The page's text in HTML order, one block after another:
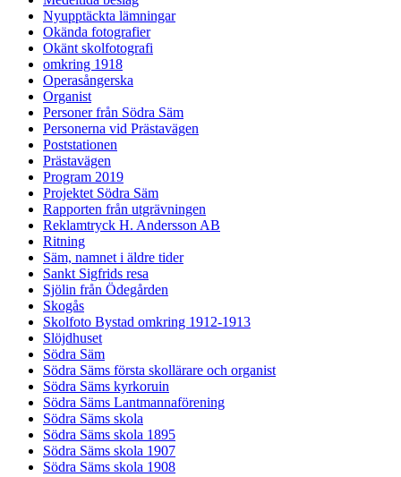
Nyupptäckta lämningar
Okända fotografier
Okänt skolfotografi
omkring 1918
Operasångerska
Organist
Personer från Södra Säm
Personerna vid Prästavägen
Poststationen
Prästavägen
Program 2019
Projektet Södra Säm
Rapporten från utgrävningen
Reklamtryck H. Andersson AB
Ritning
Säm, namnet i äldre tider
Sankt Sigfrids resa
Sjölin från Ödegården
Skogås
Skolfoto Bystad omkring 1912-1913
Slöjdhuset
Södra Säm
Södra Säms första skollärare och organist
Södra Säms kyrkoruin
Södra Säms Lantmannaförening
Södra Säms skola
Södra Säms skola 1895
Södra Säms skola 1907
Södra Säms skola 1908